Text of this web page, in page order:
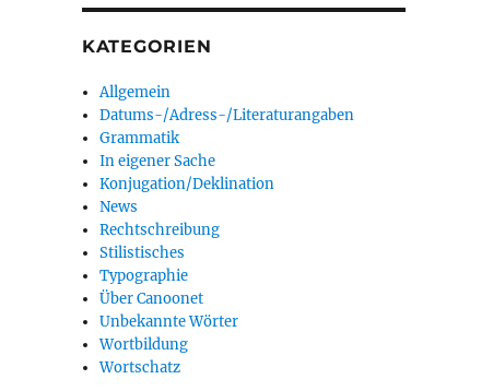
KATEGORIEN
Allgemein
Datums-/Adress-/Literaturangaben
Grammatik
In eigener Sache
Konjugation/Deklination
News
Rechtschreibung
Stilistisches
Typographie
Über Canoonet
Unbekannte Wörter
Wortbildung
Wortschatz